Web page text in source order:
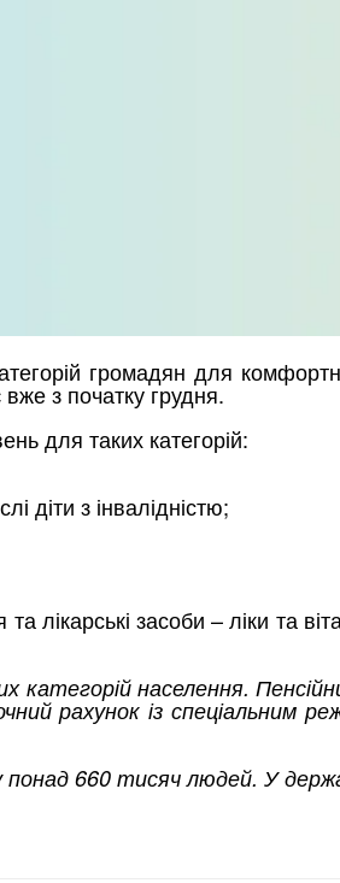
громадян для
вже з початку грудня.
для таких категорій:
діти з інвалідністю;
лікарські засоби – ліки та
населення.
рахунок із спеціальним
660 тисяч людей. У